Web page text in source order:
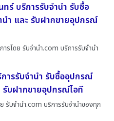
ทร์ บริการรับจำนำ รับซื้อ
ำ และ รับฝากขายอุปกรณ์
ารโดย รับจํานํา.com บริการรับจำนำ
ารรับจำนำ รับซื้ออุปกรณ์
รับฝากขายอุปกรณ์ไอที
รับจํานํา.com บริการรับจำนำของทุก